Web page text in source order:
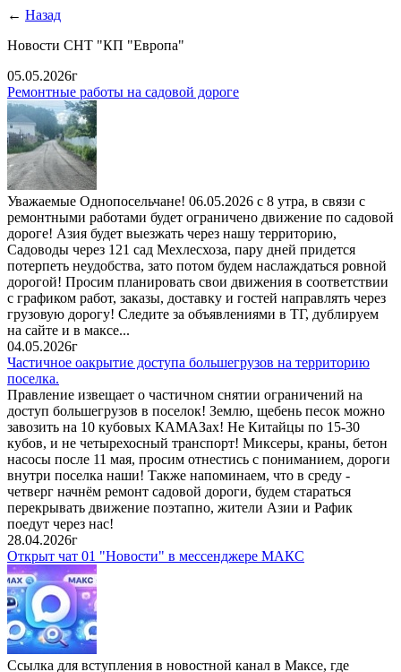
← Назад
Новости СНТ "КП "Европа"
05.05.2026г
Ремонтные работы на садовой дороге
Уважаемые Однопосельчане! 06.05.2026 с 8 утра, в связи с
ремонтными работами будет ограничено движение по садовой
дороге! Азия будет выезжать через нашу территорию,
Садоводы через 121 сад Мехлесхоза, пару дней придется
потерпеть неудобства, зато потом будем наслаждаться ровной
дорогой! Просим планировать свои движения в соответствии
с графиком работ, заказы, доставку и гостей направлять через
грузовую дорогу! Следите за объявлениями в ТГ, дублируем
на сайте и в максе...
04.05.2026г
Частичное оакрытие доступа большегрузов на территорию
поселка.
Правление извещает о частичном снятии ограничений на
доступ большегрузов в поселок! Землю, щебень песок можно
завозить на 10 кубовых КАМАЗах! Не Китайцы по 15-30
кубов, и не четырехосный транспорт! Миксеры, краны, бетон
насосы после 11 мая, просим отнестись с пониманием, дороги
внутри поселка наши! Также напоминаем, что в среду -
четверг начнём ремонт садовой дороги, будем стараться
перекрывать движение поэтапно, жители Азии и Рафик
поедут через нас!
28.04.2026г
Открыт чат 01 "Новости" в мессенджере МАКС
Ссылка для вступления в новостной канал в Максе, где